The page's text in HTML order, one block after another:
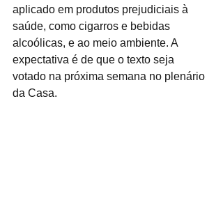
aplicado em produtos prejudiciais à
saúde, como cigarros e bebidas
alcoólicas, e ao meio ambiente. A
expectativa é de que o texto seja
votado na próxima semana no plenário
da Casa.